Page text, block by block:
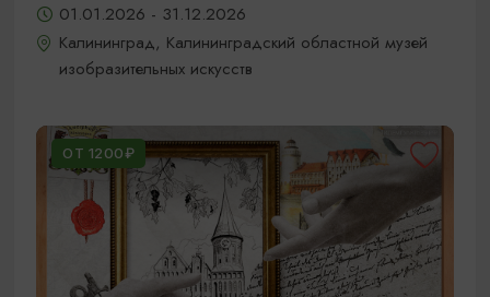
01.01.2026 - 31.12.2026
Калининград, Калининградский областной музей
изобразительных искусств
ОТ 1200₽